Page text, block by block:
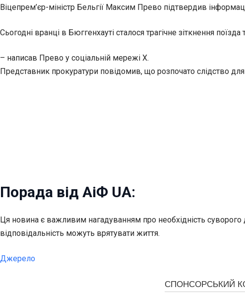
Віцепрем’єр-міністр Бельгії Максим Прево підтвердив
Сьогодні вранці в Бюггенхауті сталося трагічне зіткнення
– написав Прево у соціальній мережі X.
Представник прокуратури повідомив, що розпочато слідство
Порада від АіФ UA:
Ця новина є важливим нагадуванням про необхідність суворого
відповідальність можуть врятувати життя.
Джерело